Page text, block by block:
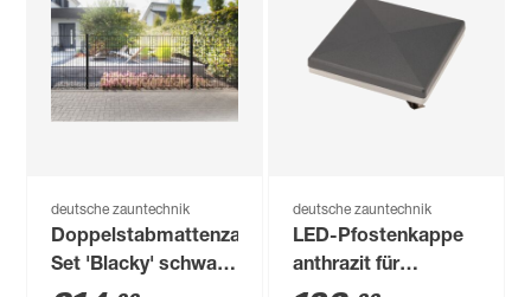
deutsche zauntechnik
Doppelstabmattenzaun-
Set 'Blacky' schwarz
deutsche zauntechnik
LED-Pfostenkappe
anthrazit für